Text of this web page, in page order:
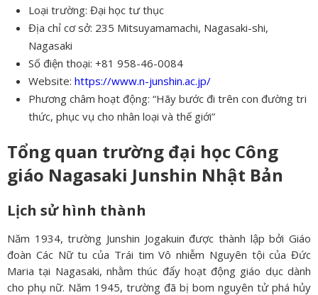
Loại trường: Đại học tư thục
Địa chỉ cơ sở: 235 Mitsuyamamachi, Nagasaki-shi,
Nagasaki
Số điện thoại: +81 958-46-0084
Website: https://www.n-junshin.ac.jp/
Phương châm hoạt động: “Hãy bước đi trên con đường tri
thức, phục vụ cho nhân loại và thế giới”
Tổng quan trường đại học Công
giáo Nagasaki Junshin Nhật Bản
Lịch sử hình thành
Năm 1934, trường Junshin Jogakuin được thành lập bởi Giáo
đoàn Các Nữ tu của Trái tim Vô nhiễm Nguyên tội của Đức
Maria tại Nagasaki, nhằm thúc đẩy hoạt động giáo dục dành
cho phụ nữ. Năm 1945, trường đã bị bom nguyên tử phá hủy